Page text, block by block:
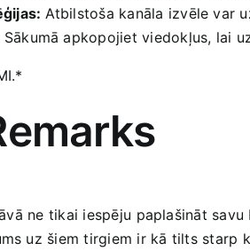
Atbilstoša kanāla izvēle var
Sākumā apkopojiet viedokļus, lai
ne tikai iespēju⁣ paplašināt
uz šiem tirgiem ir kā tilts